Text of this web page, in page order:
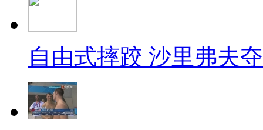
自由式摔跤 沙里弗夫